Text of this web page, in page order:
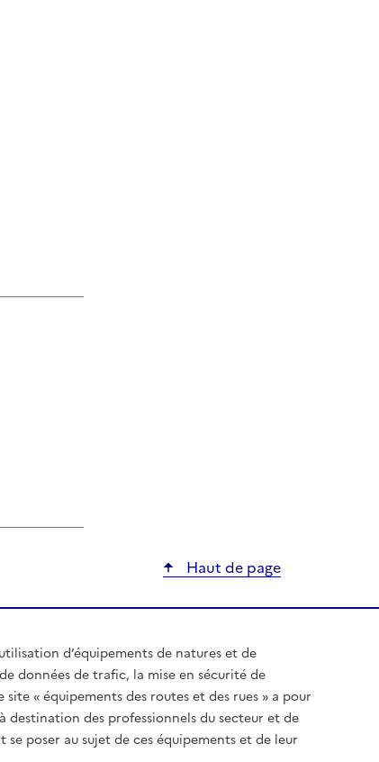
Haut de page
d’équipements de natures et de
données de trafic, la mise en sécurité de
site « équipements des routes et des rues » a pour
des professionnels du secteur et de
se poser au sujet de ces équipements et de leur